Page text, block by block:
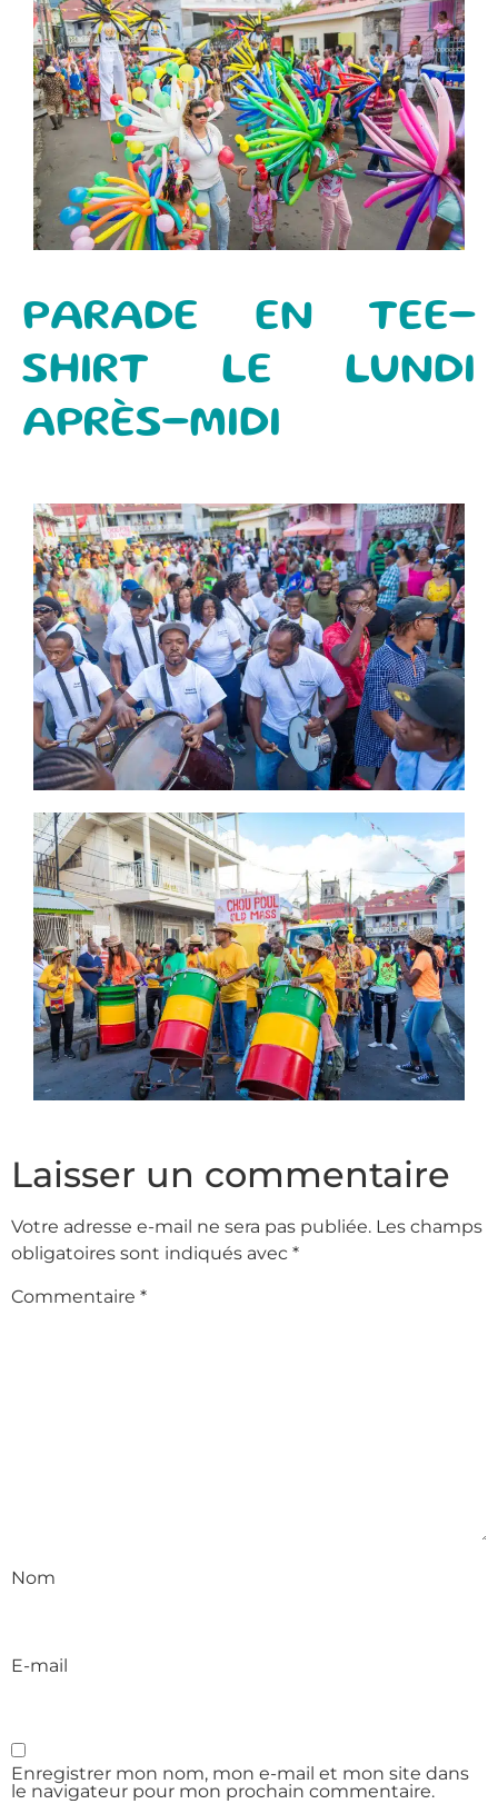
PARADE EN TEE-
SHIRT LE LUNDI
APRÈS-MIDI
Laisser un commentaire
Votre adresse e-mail ne sera pas publiée. Les champs
obligatoires sont indiqués avec *
Commentaire *
Nom
E-mail
Enregistrer mon nom, mon e-mail et mon site dans
le navigateur pour mon prochain commentaire.